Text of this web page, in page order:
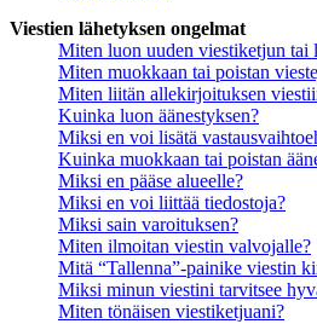
Viestien lähetyksen ongelmat
Miten luon uuden viestiketjun tai
Miten muokkaan tai poistan
Miten liitän allekirjoituksen
Kuinka luon äänestyksen?
Miksi en voi lisätä
Kuinka muokkaan tai poistan
Miksi en pääse alueelle?
Miksi en voi liittää tiedostoja?
Miksi sain varoituksen?
Miten ilmoitan viestin valvojalle?
Mitä “Tallenna”-painike viestin
Miksi minun viestini tarvitsee
Miten tönäisen viestiketjuani?